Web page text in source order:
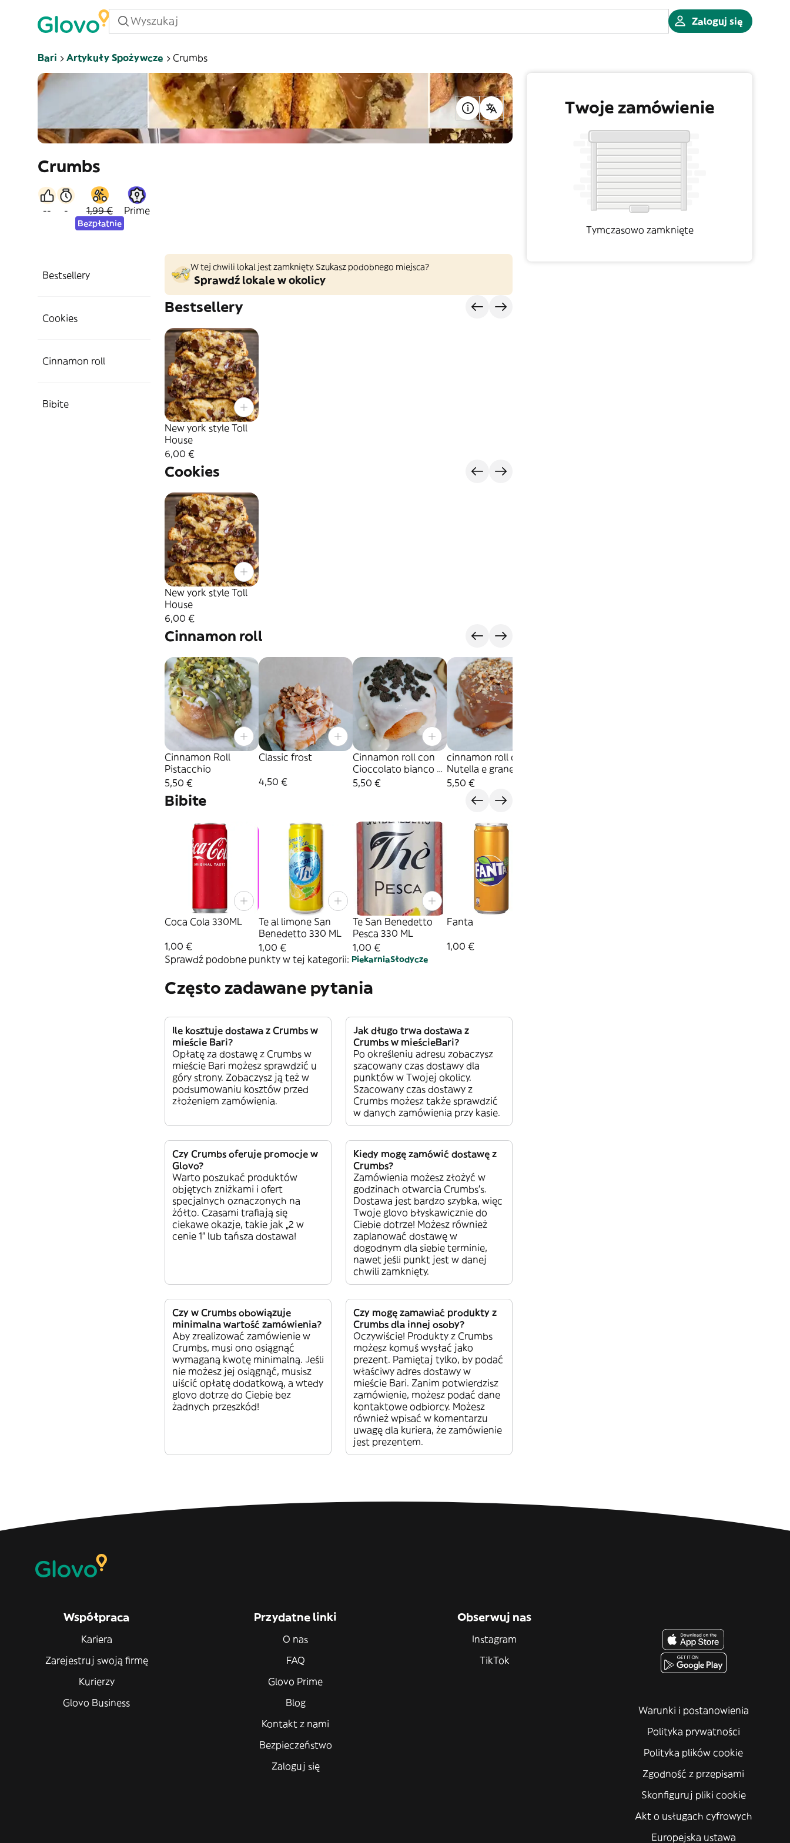
Zaloguj się
Bari Artykuły Spożywcze Crumbs
Crumbs
-- - 1,99 €
Bezpłatnie
Prime
Bestsellery
Cookies
Cinnamon roll
Bibite
W tej chwili lokal jest zamknięty. Szukasz podobnego miejsca?
Sprawdź lokale w okolicy
Bestsellery
New york style Toll
House
6,00 €
Cookies
New york style Toll
House
6,00 €
Cinnamon roll
Cinnamon Roll
Pistacchio
5,50 €
Classic frost
4,50 €
Cinnamon roll con
Cioccolato bianco e
Oreo
5,50 €
cinnamon roll con
Nutella e granella di
Nocciola
5,50 €
Bibite
Coca Cola 330ML
1,00 €
Te al limone San
Benedetto 330 ML
1,00 €
Te San Benedetto
Pesca 330 ML
1,00 €
Fanta
1,00 €
Sprawdź podobne punkty w tej kategorii: PiekarniaSłodycze
Często zadawane pytania
Ile kosztuje dostawa z Crumbs w
mieście Bari?
Opłatę za dostawę z Crumbs w
mieście Bari możesz sprawdzić u
góry strony. Zobaczysz ją też w
podsumowaniu kosztów przed
złożeniem zamówienia.
Jak długo trwa dostawa z
Crumbs w mieścieBari?
Po określeniu adresu zobaczysz
szacowany czas dostawy dla
punktów w Twojej okolicy.
Szacowany czas dostawy z
Crumbs możesz także sprawdzić
w danych zamówienia przy kasie.
Czy Crumbs oferuje promocje w
Glovo?
Warto poszukać produktów
objętych zniżkami i ofert
specjalnych oznaczonych na
żółto. Czasami trafiają się
ciekawe okazje, takie jak „2 w
cenie 1” lub tańsza dostawa!
Kiedy mogę zamówić dostawę z
Crumbs?
Zamówienia możesz złożyć w
godzinach otwarcia Crumbs’s.
Dostawa jest bardzo szybka, więc
Twoje glovo błyskawicznie do
Ciebie dotrze! Możesz również
zaplanować dostawę w
dogodnym dla siebie terminie,
nawet jeśli punkt jest w danej
chwili zamknięty.
Czy w Crumbs obowiązuje
minimalna wartość zamówienia?
Aby zrealizować zamówienie w
Crumbs, musi ono osiągnąć
wymaganą kwotę minimalną. Jeśli
nie możesz jej osiągnąć, musisz
uiścić opłatę dodatkową, a wtedy
glovo dotrze do Ciebie bez
żadnych przeszkód!
Czy mogę zamawiać produkty z
Crumbs dla innej osoby?
Oczywiście! Produkty z Crumbs
możesz komuś wysłać jako
prezent. Pamiętaj tylko, by podać
właściwy adres dostawy w
mieście Bari. Zanim potwierdzisz
zamówienie, możesz podać dane
kontaktowe odbiorcy. Możesz
również wpisać w komentarzu
uwagę dla kuriera, że zamówienie
jest prezentem.
Twoje zamówienie
Tymczasowo zamknięte
Współpraca
Kariera
Zarejestruj swoją firmę
Kurierzy
Glovo Business
Przydatne linki
O nas
FAQ
Glovo Prime
Blog
Kontakt z nami
Bezpieczeństwo
Zaloguj się
Obserwuj nas
Instagram
TikTok
Warunki i postanowienia
Polityka prywatności
Polityka plików cookie
Zgodność z przepisami
Skonfiguruj pliki cookie
Akt o usługach cyfrowych
Europejska ustawa